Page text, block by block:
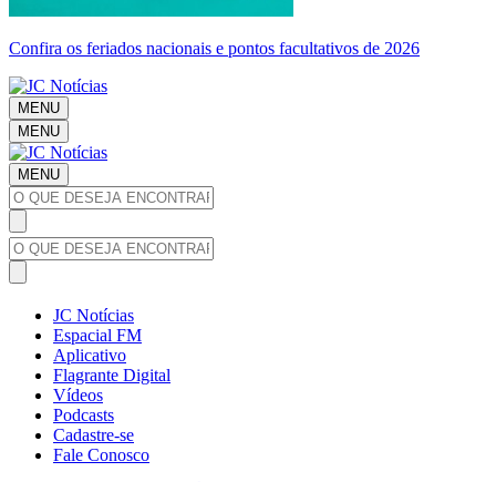
Confira os feriados nacionais e pontos facultativos de 2026
MENU
MENU
MENU
JC Notícias
Espacial FM
Aplicativo
Flagrante Digital
Vídeos
Podcasts
Cadastre-se
Fale Conosco